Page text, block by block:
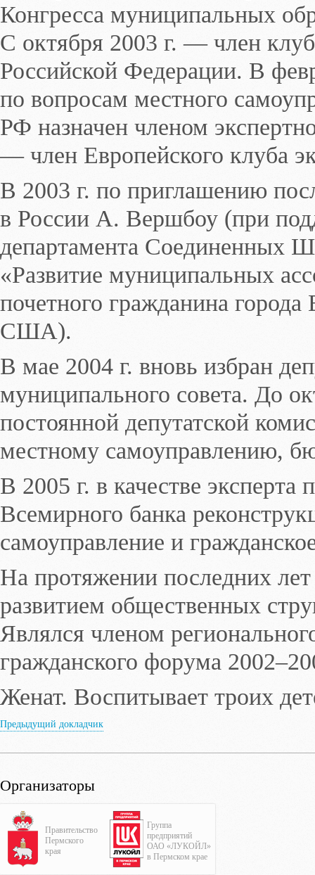
Конгресса муниципальных
С октября 2003 г. — член
Российской Федерации. В
по вопросам местного
РФ назначен членом
— член Европейского клуба
В 2003 г. по приглашению
в России А. Вершбоу (при
департамента Соединенных
«Развитие муниципальных
почетного гражданина
США).
В мае 2004 г. вновь избран
муниципального совета. До
постоянной депутатской
местному самоуправлению,
В 2005 г. в качестве эксперта
Всемирного банка
самоуправление и
На протяжении последних
развитием общественных
Являлся членом
гражданского форума
Женат. Воспитывает троих
Предыдущий докладчик
Организаторы
Правительство
Пермского
края
Группа
предприятий
ОАО «ЛУКОЙЛ»
в Пермском крае